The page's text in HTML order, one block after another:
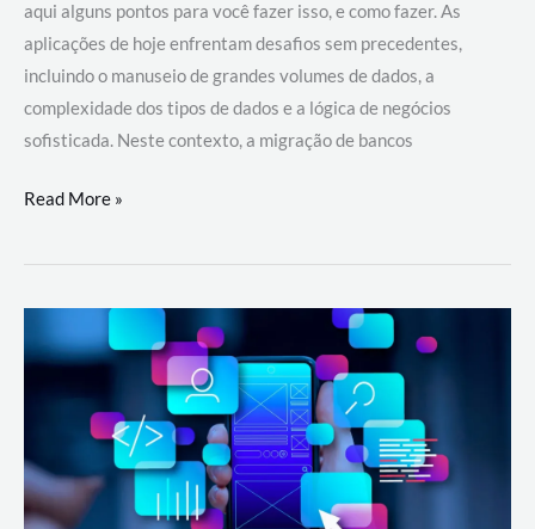
aqui alguns pontos para você fazer isso, e como fazer. As
aplicações de hoje enfrentam desafios sem precedentes,
incluindo o manuseio de grandes volumes de dados, a
complexidade dos tipos de dados e a lógica de negócios
sofisticada. Neste contexto, a migração de bancos
Por
migrar
de
a
AWS?
Read More »